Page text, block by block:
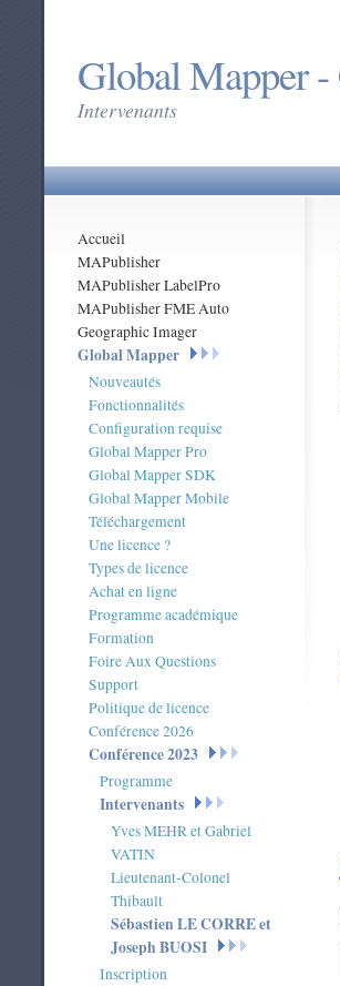
Global Mapper -
Intervenants
Accueil
MAPublisher
MAPublisher LabelPro
MAPublisher FME Auto
Geographic Imager
Global Mapper
Nouveautés
Fonctionnalités
Configuration requise
Global Mapper Pro
Global Mapper SDK
Global Mapper Mobile
Téléchargement
Une licence ?
Types de licence
Achat en ligne
Programme académique
Formation
Foire Aux Questions
Support
Politique de licence
Conférence 2026
Conférence 2023
Programme
Intervenants
Yves MEHR et Gabriel
VATIN
Lieutenant-Colonel
Thibault
Sébastien LE CORRE et
Joseph BUOSI
Inscription